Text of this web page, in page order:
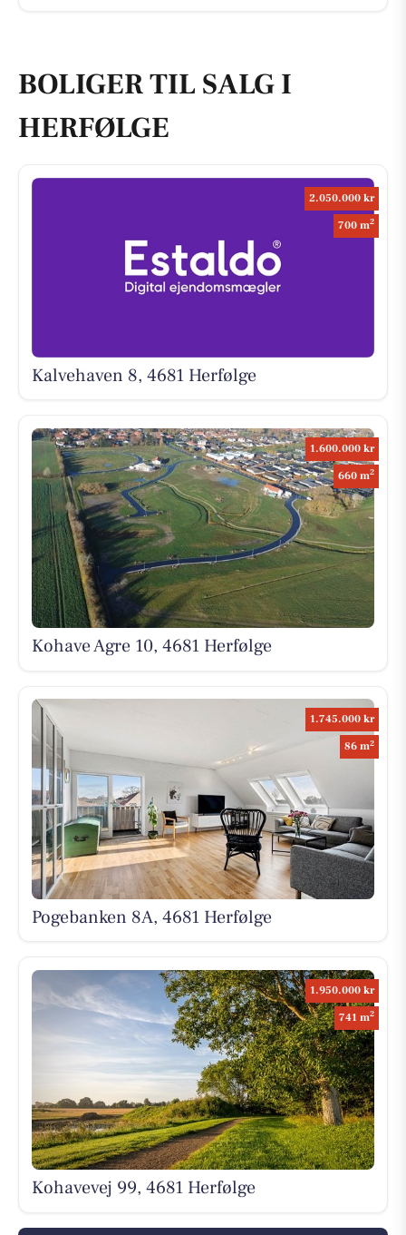
BOLIGER TIL SALG I
HERFØLGE
2.050.000 kr
700 m2
Kalvehaven 8, 4681 Herfølge
1.600.000 kr
660 m2
Kohave Agre 10, 4681 Herfølge
1.745.000 kr
86 m2
Pogebanken 8A, 4681 Herfølge
1.950.000 kr
741 m2
Kohavevej 99, 4681 Herfølge